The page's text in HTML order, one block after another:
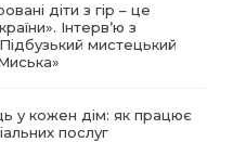
діти з гір – це
Інтервʼю з
мистецький
у кожен дім: як працює
послуг